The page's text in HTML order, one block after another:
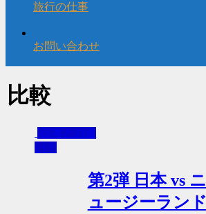
旅行の仕事
お問い合わせ
比較
-日本との違
い！
第2弾 日本 vs ニ
ュージーランド